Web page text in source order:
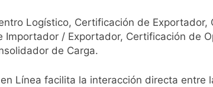
Logístico, Certificación de Exportador,
Importador / Exportador, Certificación de
de Carga.
Línea facilita la interacción directa entre